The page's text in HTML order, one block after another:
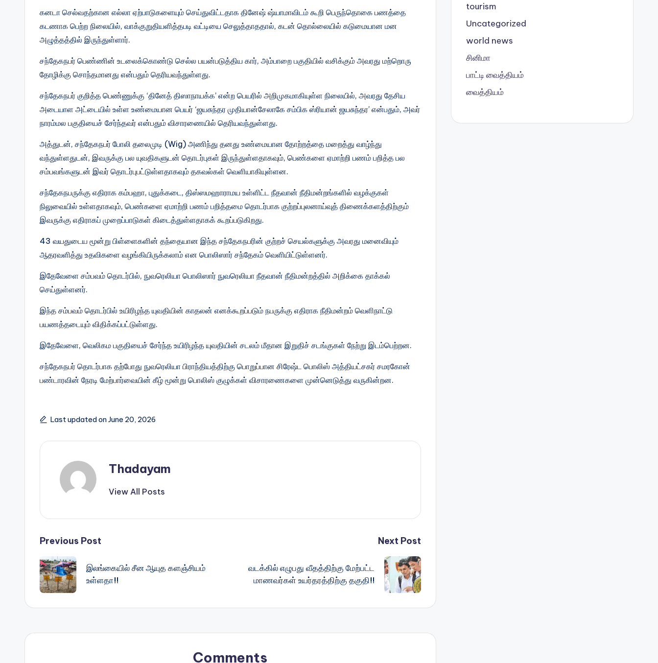
கனடா செல்வதற்கான எல்லா ஏற்பாடுகளையும் செய்துவிட்டதாக தினேஷ் ஷ்யாமாவிடம் கூறி பெருந்தொகை பணத்தை
கடணாக பெற்ற நிலையில், வாக்குறுதியளித்தபடி வட்டியை செலுத்தாததால், கடன் தொல்லையில் கடுமையான மன
அழுத்தத்தில் இருந்துள்ளார்.
சந்தேகநபர் பெண்ணின் உடலைக்கொண்டு செல்ல பயன்படுத்திய கார், அம்பாறை பகுதியில் வசிக்கும் அவரது மற்றொரு
தோழிக்கு சொந்தமானது என்பதும் தெரியவந்துள்ளது.
சந்தேகநபர் குறித்த பெண்ணுக்கு ‘தினேத் திஸாநாயக்க’ என்ற பெயரில் அறிமுகமாகியுள்ள நிலையில், அவரது தேசிய
அடையாள அட்டையில் உள்ள உண்மையான பெயர் ‘ஜயசுந்தர முதியான்சேலாகே சம்பிக ஸ்ரியான் ஜயசுந்தர’ என்பதும், அவர்
நாரம்மல பகுதியைச் சேர்ந்தவர் என்பதும் விசாரணையில் தெரியவந்துள்ளது.
அத்துடன், சந்தேகநபர் போலி தலைமுடி (Wig) அணிந்து தனது உண்மையான தோற்றத்தை மறைத்து வாழ்ந்து
வந்துள்ளதுடன், இவருக்கு பல யுவதிகளுடன் தொடர்புகள் இருந்துள்ளதாகவும், பெண்களை ஏமாற்றி பணம் பறித்த பல
சம்பவங்களுடன் இவர் தொடர்புபட்டுள்ளதாகவும் தகவல்கள் வெளியாகியுள்ளன.
சந்தேகநபருக்கு எதிராக கம்பஹா, புதுக்கடை, திஸ்ஸமஹாராமய உள்ளிட்ட நீதவான் நீதிமன்றங்களில் வழக்குகள்
நிலுவையில் உள்ளதாகவும், பெண்களை ஏமாற்றி பணம் பறித்தமை தொடர்பாக குற்றப்புலனாய்வுத் திணைக்களத்திற்கும்
இவருக்கு எதிராகப் முறைப்பாடுகள் கிடைத்துள்ளதாகக் கூறப்படுகிறது.
43 வயதுடைய மூன்று பிள்ளைகளின் தந்தையான இந்த சந்தேகநபரின் குற்றச் செயல்களுக்கு அவரது மனைவியும்
ஆதரவளித்து உதவிகளை வழங்கியிருக்கலாம் என பொலிஸார் சந்தேகம் வெளியிட்டுள்ளனர்.
இதேவேளை சம்பவம் தொடர்பில், நுவரெலியா பொலிஸார் நுவரெலியா நீதவான் நீதிமன்றத்தில் அறிக்கை தாக்கல்
செய்துள்ளனர்.
இந்த சம்பவம் தொடர்பில் உயிரிழந்த யுவதியின் காதலன் எனக்கூறப்படும் நபருக்கு எதிராக நீதிமன்றம் வெளிநாட்டு
பயணத்தடையும் விதிக்கப்பட்டுள்ளது.
இதேவேளை, வெலிகம பகுதியைச் சேர்ந்த உயிரிழந்த யுவதியின் சடலம் மீதான இறுதிச் சடங்குகள் நேற்று இடம்பெற்றன.
சந்தேகநபர் தொடர்பாக தற்போது நுவரெலியா பிராந்தியத்திற்கு பொறுப்பான சிரேஷ்ட பொலிஸ் அத்தியட்சகர் சமரகோன்
பண்டாரவின் நேரடி மேற்பார்வையின் கீழ் மூன்று பொலிஸ் குழுக்கள் விசாரணைகளை முன்னெடுத்து வருகின்றன.
Last updated on June 20, 2026
Thadayam
View All Posts
Post
navigation
Previous Post
இலங்கையில் சீன ஆயுத களஞ்சியம்
உள்ளதா!!
Next Post
வடக்கில் எழுபது வீதத்திற்கு மேற்பட்ட
மாணவர்கள் உயர்தரத்திற்கு தகுதி!!
Comments
tourism
Uncategorized
world news
சினிமா
பாட்டி வைத்தியம்
வைத்தியம்